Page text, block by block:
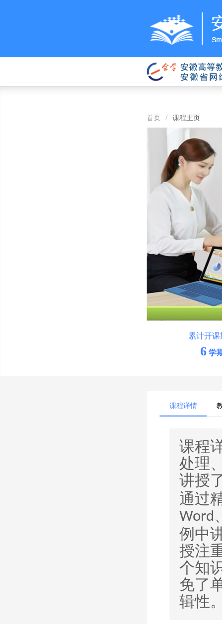
首页 / 课程主页
累计开课
6学
课程详情
课程
处理
讲授
通过
Word
例中
授注
个知
免了
辑性